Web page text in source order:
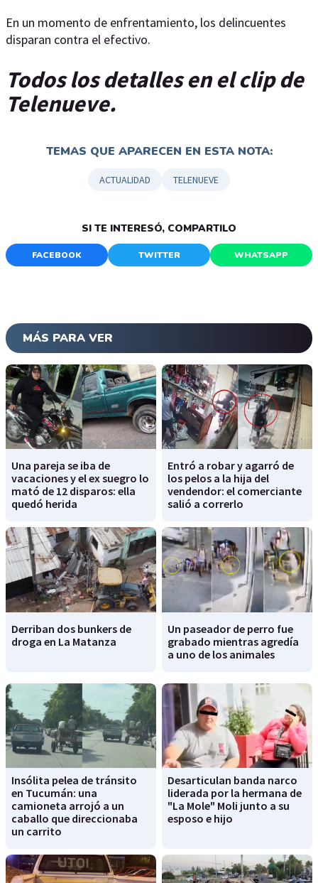
En un momento de enfrentamiento, los delincuentes
disparan contra el efectivo.
Todos los detalles en el clip de
Telenueve.
TEMAS QUE APARECEN EN ESTA NOTA:
ACTUALIDAD TELENUEVE
SI TE INTERESÓ, COMPARTILO
FACEBOOK TWITTER WHATSAPP
MÁS PARA VER
Una pareja se iba de
vacaciones y el ex suegro lo
mató de 12 disparos: ella
quedó herida
Entró a robar y agarró de
los pelos a la hija del
vendendor: el comerciante
salió a correrlo
Derriban dos bunkers de
droga en La Matanza
Un paseador de perro fue
grabado mientras agredía
a uno de los animales
Insólita pelea de tránsito
en Tucumán: una
camioneta arrojó a un
caballo que direccionaba
un carrito
Desarticulan banda narco
liderada por la hermana de
"La Mole" Moli junto a su
esposo e hijo